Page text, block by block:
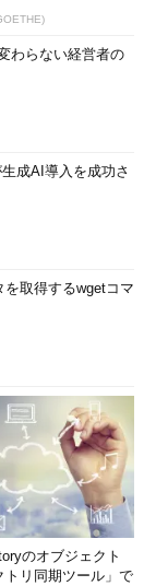
わらない経営者の
成AI導入を成功さ
取得するwgetコマ
のオブジェクト
トリ同期ツール」で